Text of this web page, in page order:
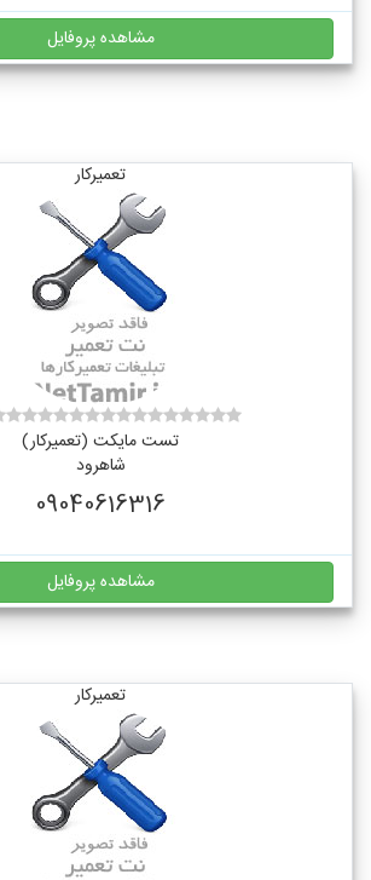
مشاهده پروفایل
تعمیرکار
تست مایکت (تعمیرکار)
شاهرود
09040616316
مشاهده پروفایل
تعمیرکار